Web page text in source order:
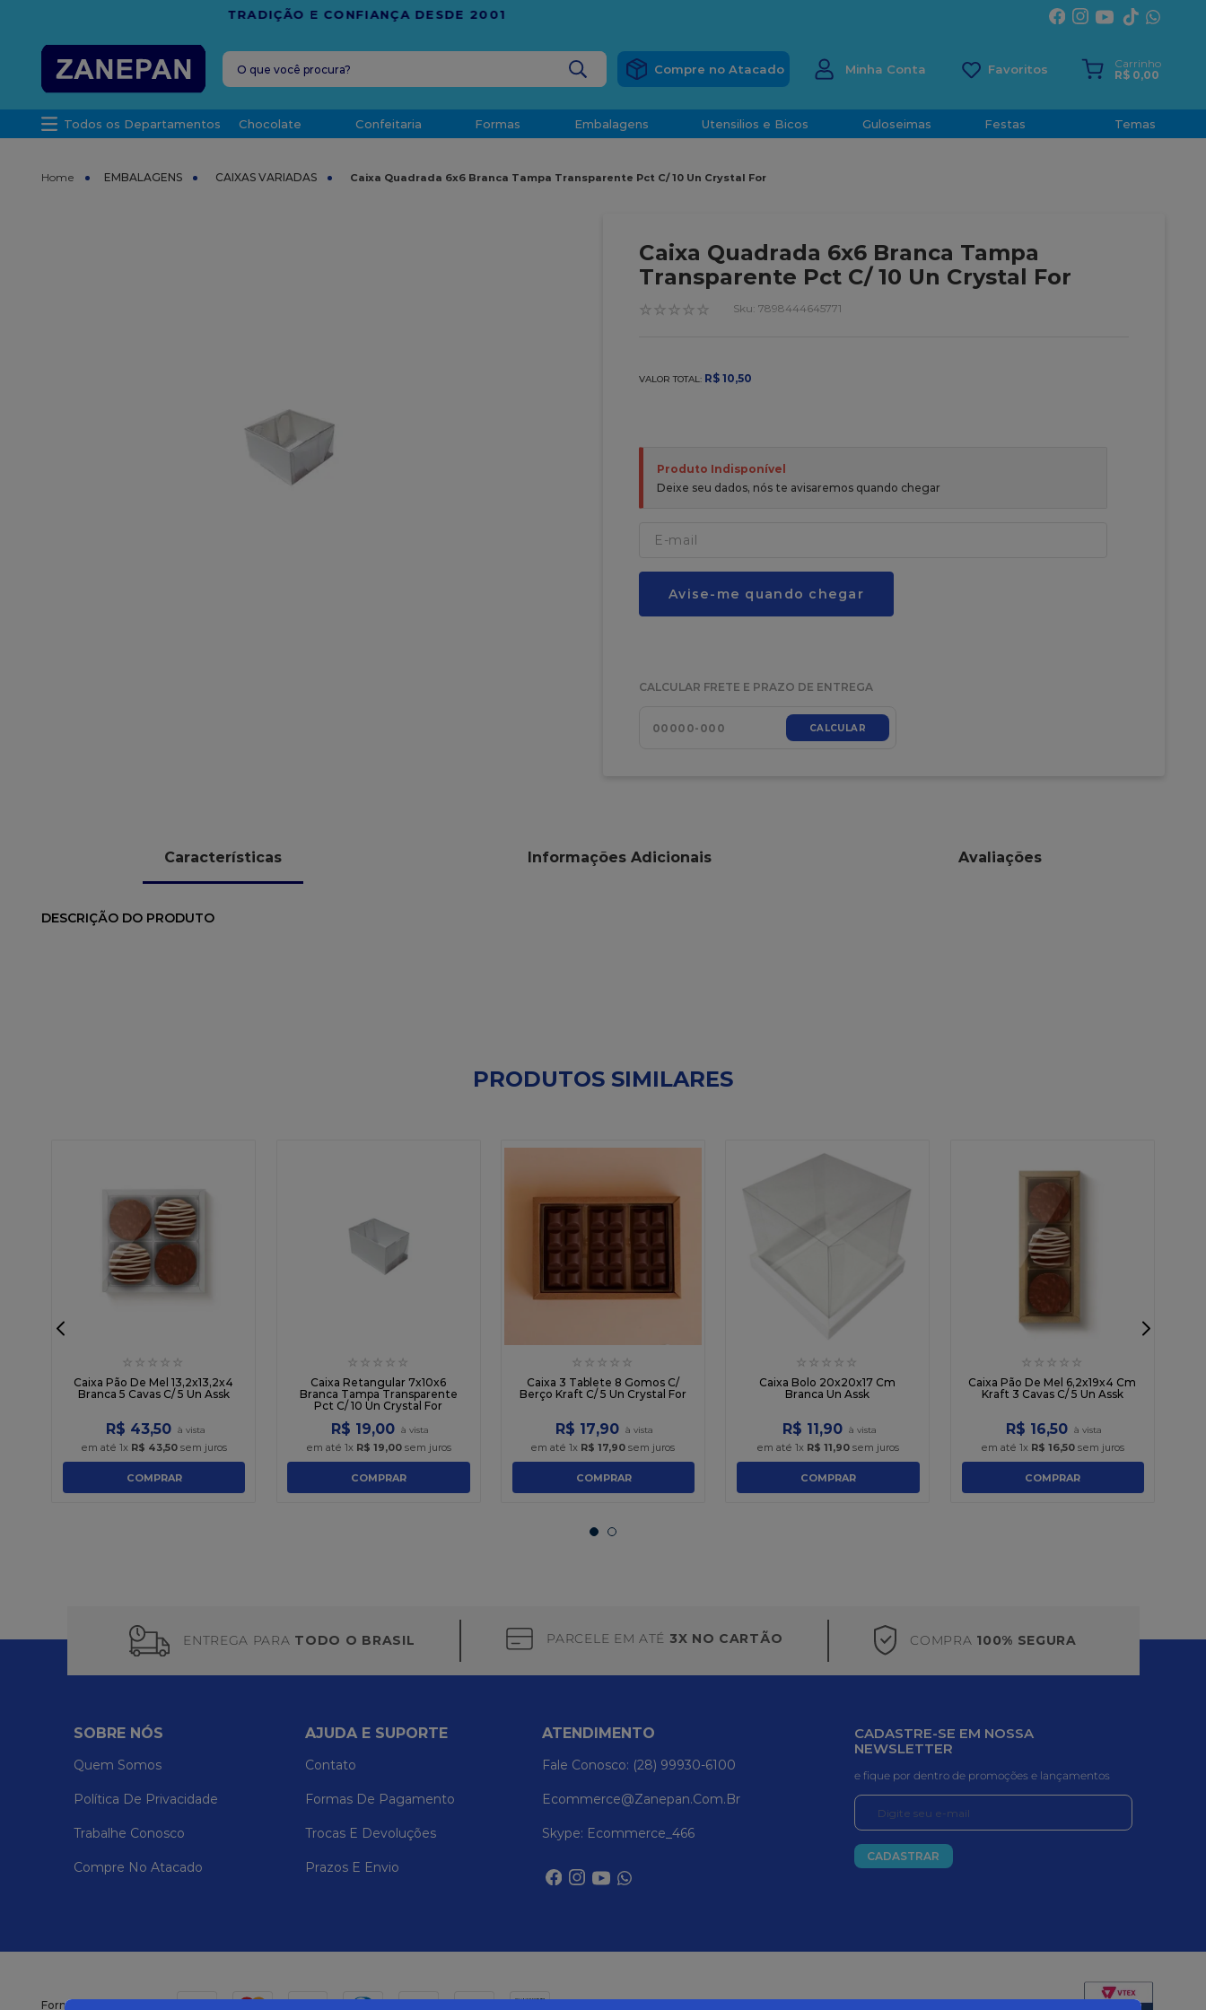
FRETE GRÁTISEM COMPRAS ACIMA DE R$ 1.000,00 PARA O ESPÍRITO SANTO
O que você procura?
Minha Conta
Carrinho
R$ 0,00
Todos os Departamentos Chocolate Confeitaria Formas Embalagens Utensilios e Bicos Guloseimas Festas Temas
EMBALAGENS CAIXAS VARIADAS Caixa Quadrada 6x6 Branca Tampa Transparente Pct C/ 10 Un Crystal For
Caixa Quadrada 6x6 Branca Tampa
Transparente Pct C/ 10 Un Crystal For
☆ ☆ ☆ ☆ ☆ : 7898444645771
VALOR TOTAL: R$ 10,50
Produto Indisponível
Deixe seu dados, nós te avisaremos quando chegar
Avise-me quando chegar
CALCULAR FRETE E PRAZO DE ENTREGA
CALCULAR
Características Informações Adicionais Avaliações
DESCRIÇÃO DO PRODUTO
PRODUTOS SIMILARES
☆ ☆ ☆ ☆ ☆
Caixa Pão De Mel 13,2x13,2x4
Branca 5 Cavas C/ 5 Un Assk
R$ 43,50
em até 1x R$ 43,50sem juros
COMPRAR
☆ ☆ ☆ ☆ ☆
Caixa Retangular 7x10x6
Branca Tampa Transparente
Pct C/ 10 Un Crystal For
R$ 19,00
em até 1x R$ 19,00sem juros
COMPRAR
☆ ☆ ☆ ☆ ☆
Caixa 3 Tablete 8 Gomos C/
Berço Kraft C/ 5 Un Crystal For
R$ 17,90
em até1x R$ 17,90 sem juros
COMPRAR
☆ ☆ ☆ ☆ ☆
Caixa Bolo 20x20x17 Cm
Branca Un Assk
R$ 11,90
em até 1x R$ 11,90sem juros
COMPRAR
☆ ☆ ☆ ☆ ☆
Caixa Pão De Mel 6,2x19x4 Cm
Kraft 3 Cavas C/ 5 Un Assk
R$ 16,50
em até 1x R$ 16,50sem juros
COMPRAR
ENTREGA PARA TODO O BRASIL PARCELE EM ATÉ 3X NO CARTÃO COMPRA 100% SEGURA
SOBRE NÓS
Quem Somos
Política De Privacidade
Trabalhe Conosco
Compre No Atacado
AJUDA E SUPORTE
Contato
Formas De Pagamento
Trocas E Devoluções
Prazos E Envio
ATENDIMENTO
Fale Conosco: (28) 99930-6100
Ecommerce@zanepan.com.br
Skype: Ecommerce_466
CADASTRE-SE EM NOSSA
NEWSLETTER
e fique por dentro de promoções e lançamentos
CADASTRAR
Formas de pagamento
leite condensado